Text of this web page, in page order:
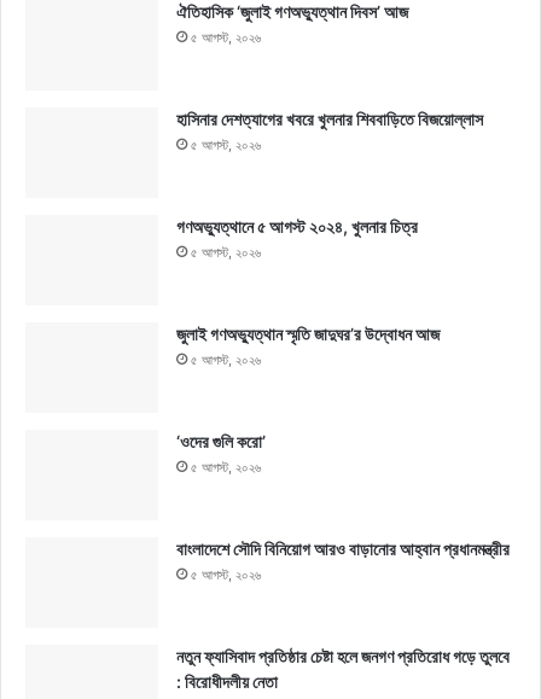
ঐতিহাসিক ‘জুলাই গণঅভ্যুত্থান দিবস’ আজ
৫ আগস্ট, ২০২৬
হাসিনার দেশত্যাগের খবরে খুলনার শিববাড়িতে বিজয়োল্লাস
৫ আগস্ট, ২০২৬
গণঅভ্যুত্থানে ৫ আগস্ট ২০২৪, খুলনার চিত্র
৫ আগস্ট, ২০২৬
জুলাই গণঅভ্যুত্থান স্মৃতি জাদুঘর’র উদ্বোধন আজ
৫ আগস্ট, ২০২৬
‘ওদের গুলি করো’
৫ আগস্ট, ২০২৬
বাংলাদেশে সৌদি বিনিয়োগ আরও বাড়ানোর আহ্বান প্রধানমন্ত্রীর
৫ আগস্ট, ২০২৬
নতুন ফ্যাসিবাদ প্রতিষ্ঠার চেষ্টা হলে জনগণ প্রতিরোধ গড়ে তুলবে
: বিরোধীদলীয় নেতা